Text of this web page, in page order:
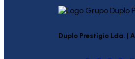
Duplo Prestígio Lda. |